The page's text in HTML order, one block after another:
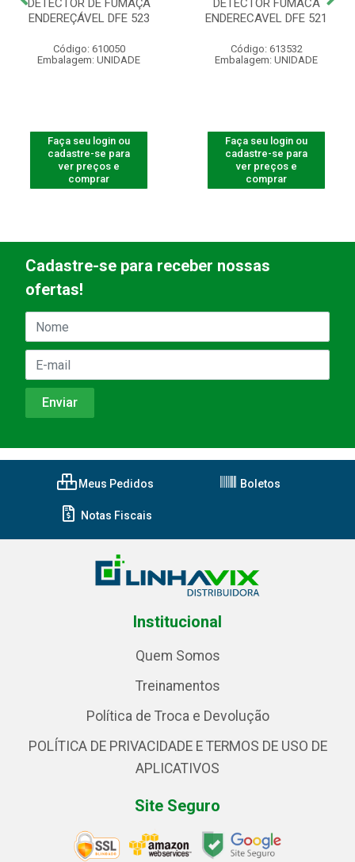
DETECTOR DE FUMAÇA
ENDEREÇÁVEL DFE 523
Código: 610050
Embalagem: UNIDADE
Faça seu login ou
cadastre-se para
ver preços e
comprar
DETECTOR FUMACA
ENDERECAVEL DFE 521
Código: 613532
Embalagem: UNIDADE
Faça seu login ou
cadastre-se para
ver preços e
comprar
Cadastre-se para receber nossas
ofertas!
Meus Pedidos Boletos
Notas Fiscais
Institucional
Quem Somos
Treinamentos
Política de Troca e Devolução
POLÍTICA DE PRIVACIDADE E TERMOS DE USO DE
APLICATIVOS
Site Seguro